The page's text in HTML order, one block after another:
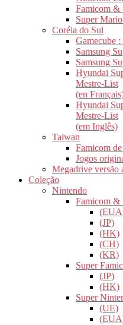
Famicom &
Super
Coréia do Sul
Gamecube
Samsung
Samsung
Hyundai
Mestre-List
(en
Hyundai
Mestre-List
(em Inglês)
Taiwan
Famicom
Jogos
Megadrive versão
Coleção
Nintendo
Famicom &
(JP)
(HK)
(CH)
(KR)
Super
(JP)
(HK)
Super
(UE)